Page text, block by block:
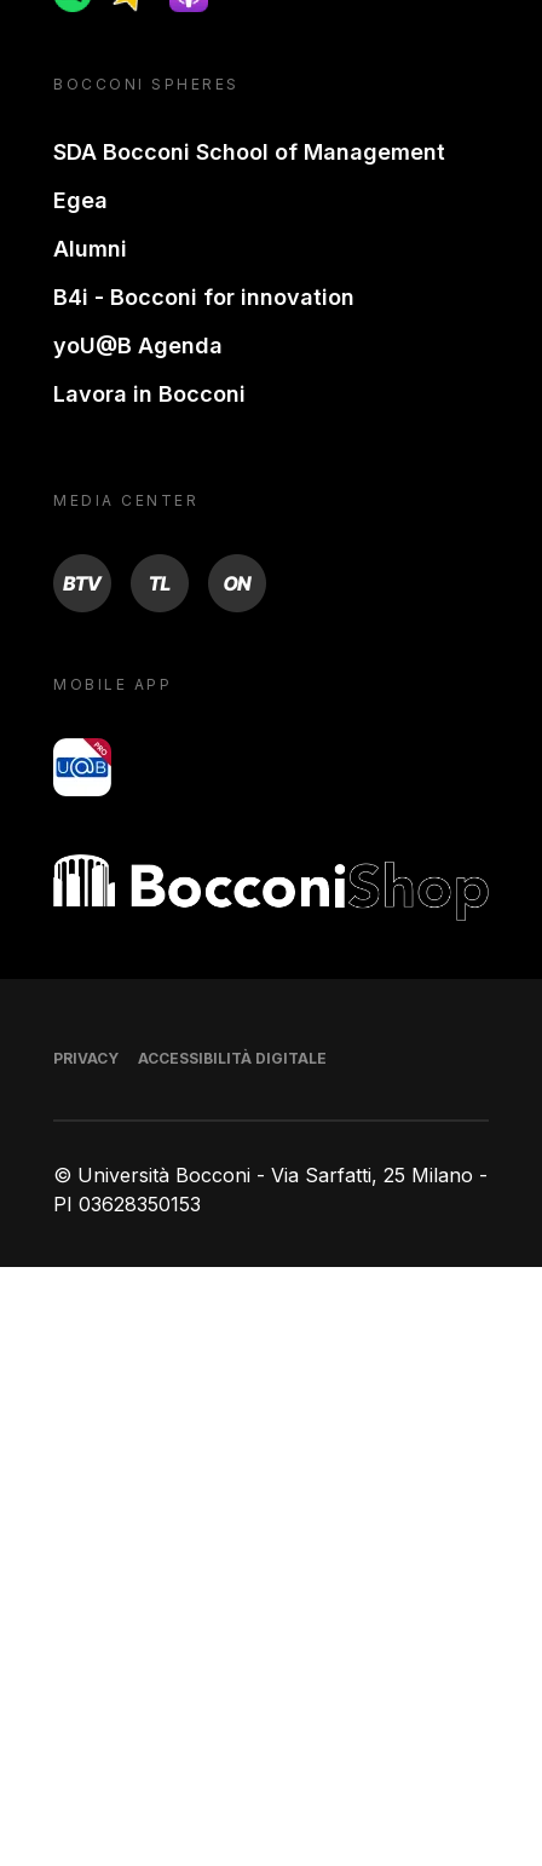
BOCCONI SPHERES
SDA Bocconi School of Management
Egea
Alumni
B4i - Bocconi for innovation
yoU@B Agenda
Lavora in Bocconi
MEDIA CENTER
BTV TL ON
MOBILE APP
yoU@B
Bocconi shop
© Università Bocconi - Via Sarfatti, 25 Milano -
PI 03628350153
Piè di pagina
PRIVACY ACCESSIBILITÀ DIGITALE